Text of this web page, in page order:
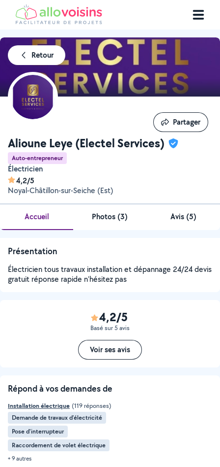
Retour
Alioune Leye (Electel Services)
Auto-entrepreneur
Électricien
4,2/5
Noyal-Châtillon-sur-Seiche (Est)
Partager
Partager
Accueil Photos (3) Avis (5)
Présentation
Électricien tous travaux installation et dépannage 24/24 devis
gratuit réponse rapide n'hésitez pas
4,2/5
Basé sur 5 avis
Voir ses avis
Répond à vos demandes de
Installation électrique (119 réponses)
Demande de travaux d’électricité
Pose d'interrupteur
Raccordement de volet électrique
+ 9 autres